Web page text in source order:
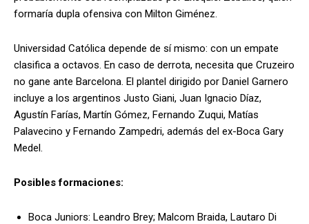
formaría dupla ofensiva con Milton Giménez.
Universidad Católica depende de sí mismo: con un empate
clasifica a octavos. En caso de derrota, necesita que Cruzeiro
no gane ante Barcelona. El plantel dirigido por Daniel Garnero
incluye a los argentinos Justo Giani, Juan Ignacio Díaz,
Agustín Farías, Martín Gómez, Fernando Zuqui, Matías
Palavecino y Fernando Zampedri, además del ex-Boca Gary
Medel.
Posibles formaciones:
Boca Juniors: Leandro Brey; Malcom Braida, Lautaro Di